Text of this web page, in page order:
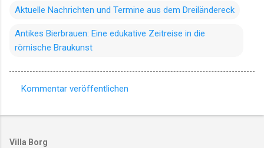
Aktuelle Nachrichten und Termine aus dem Dreiländereck
Antikes Bierbrauen: Eine edukative Zeitreise in die
römische Braukunst
o
Kommentar veröffentlichen
Villa Borg